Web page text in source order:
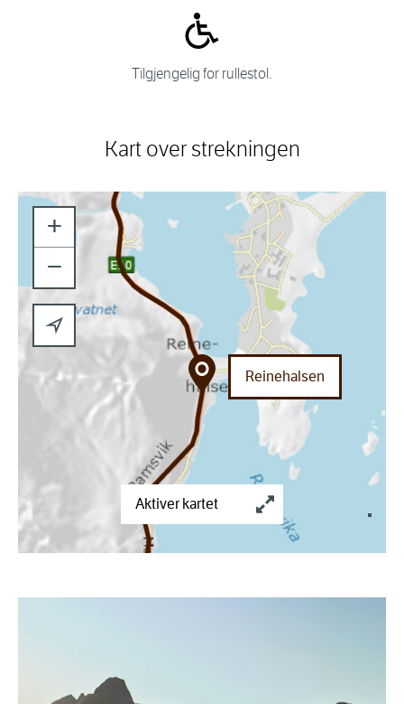
Tilgjengelig for rullestol.
Kart over strekningen
Reinehalsen
+
−
Aktiver kartet